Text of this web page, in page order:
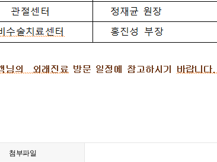
첨부파일